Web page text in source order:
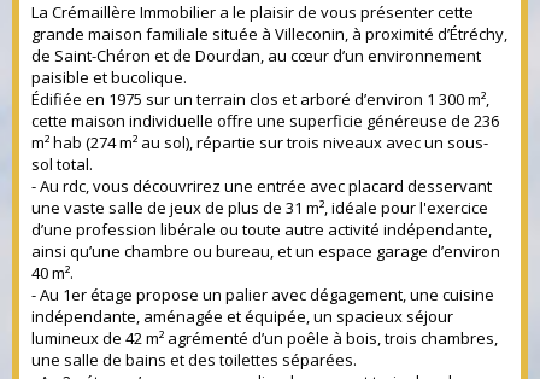
La Crémaillère Immobilier a le plaisir de vous présenter cette
grande maison familiale située à Villeconin, à proximité d’Étréchy,
de Saint-Chéron et de Dourdan, au cœur d’un environnement
paisible et bucolique.
Édifiée en 1975 sur un terrain clos et arboré d’environ 1 300 m²,
cette maison individuelle offre une superficie généreuse de 236
m² hab (274 m² au sol), répartie sur trois niveaux avec un sous-
sol total.
- Au rdc, vous découvrirez une entrée avec placard desservant
une vaste salle de jeux de plus de 31 m², idéale pour l'exercice
d’une profession libérale ou toute autre activité indépendante,
ainsi qu’une chambre ou bureau, et un espace garage d’environ
40 m².
- Au 1er étage propose un palier avec dégagement, une cuisine
indépendante, aménagée et équipée, un spacieux séjour
lumineux de 42 m² agrémenté d’un poêle à bois, trois chambres,
une salle de bains et des toilettes séparées.